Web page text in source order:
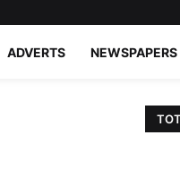
ADVERTS NEWSPAPERS